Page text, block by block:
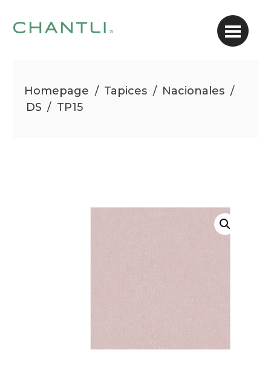
Homepage / Tapices / Nacionales /
DS / TP15